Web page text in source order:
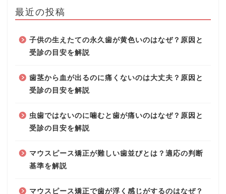
最近の投稿
子供の生えたての永久歯が黄色いのはなぜ？原因と
受診の目安を解説
歯茎から血が出るのに痛くないのは大丈夫？原因と
受診の目安を解説
虫歯ではないのに噛むと歯が痛いのはなぜ？原因と
受診の目安を解説
マウスピース矯正が難しい歯並びとは？適応の判断
基準を解説
マウスピース矯正で歯が浮く感じがするのはなぜ？